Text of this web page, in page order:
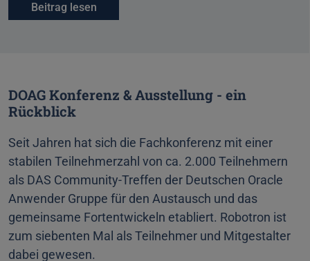
Beitrag lesen
DOAG Konferenz & Ausstellung - ein
Rückblick
Seit Jahren hat sich die Fachkonferenz mit einer
stabilen Teilnehmerzahl von ca. 2.000 Teilnehmern
als DAS Community-Treffen der Deutschen Oracle
Anwender Gruppe für den Austausch und das
gemeinsame Fortentwickeln etabliert. Robotron ist
zum siebenten Mal als Teilnehmer und Mitgestalter
dabei gewesen.